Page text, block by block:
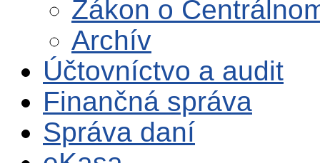
Zákon o
Archív
Účtovníctvo a audit
Finančná správa
Správa daní